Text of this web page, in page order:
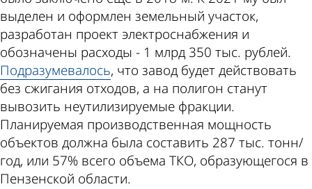
выделен и оформлен земельный участок,
разработан проект электроснабжения и
обозначены расходы - 1 млрд 350 тыс. рублей.
Подразумевалось, что завод будет действовать
без сжигания отходов, а на полигон станут
вывозить неутилизируемые фракции.
Планируемая производственная мощность
объектов должна была составить 287 тыс. тонн/
год, или 57% всего объема ТКО, образующегося в
Пензенской области.